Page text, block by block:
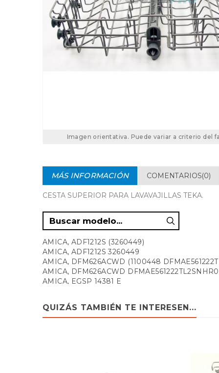
Imagen orientativa. Puede variar a criterio del
MÁS INFORMACIÓN COMENTARIOS(0)
CESTA SUPERIOR PARA LAVAVAJILLAS TEKA.
AMICA, ADF1212S (3260449)
AMICA, ADF1212S 3260449
AMICA, DFM626ACWD (1100448
AMICA, DFM626ACWD
AMICA, EGSP 14381 E
AMICA, EGSP 14569 V 1100215
AMICA, EGSP 14596 E 1100217
AMICA, EGSP 24363 V 1030855
QUIZÁS TAMBIÉN TE INTERESEN...